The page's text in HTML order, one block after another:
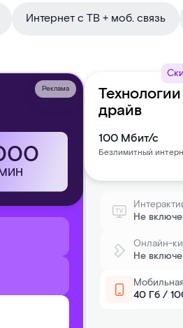
Интернет с ТВ + моб. связь
Реклама
драйв
100 Мбит/с
Безлимитный
Не
Онлайн-
Не
40 Гб /